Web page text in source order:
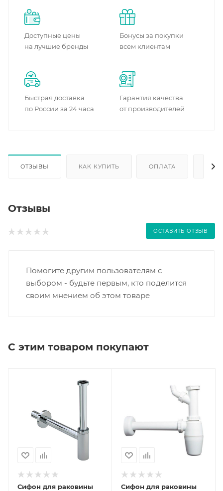
Доступные цены
на лучшие бренды
Бонусы за покупки
всем клиентам
Быстрая доставка
по России за 24 часа
Гарантия качества
от производителей
ОТЗЫВЫ КАК КУПИТЬ ОПЛАТА
Отзывы
ОСТАВИТЬ ОТЗЫВ
Помогите другим пользователям с
выбором - будьте первым, кто поделится
своим мнением об этом товаре
С этим товаром покупают
Сифон для раковины Сифон для раковины